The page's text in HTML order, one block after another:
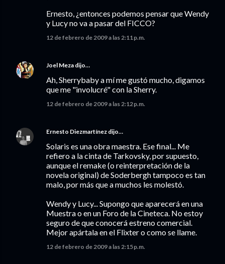
Ernesto, ¿entonces podemos pensar que Wendy
y Lucy no va a pasar del FICCO?
12 de febrero de 2009 a las 2:11 p.m.
Joel Meza dijo…
Ah, Sherrybaby a mí me gustó mucho, digamos
que me "involucré" con la Sherry.
12 de febrero de 2009 a las 2:12 p.m.
Ernesto Diezmartínez dijo…
Solaris es una obra maestra. Ese final... Me
refiero a la cinta de Tarkovsky, por supuesto,
aunque el remake (o reinterpretación de la
novela original) de Soderbergh tampoco es tan
malo, por más que a muchos les molestó.
Wendy y Lucy... Supongo que aparecerá en una
Muestra o en un Foro de la Cineteca. No estoy
seguro de que conocerá estreno comercial.
Mejor apártala en el Flixter o como se llame.
12 de febrero de 2009 a las 2:15 p.m.